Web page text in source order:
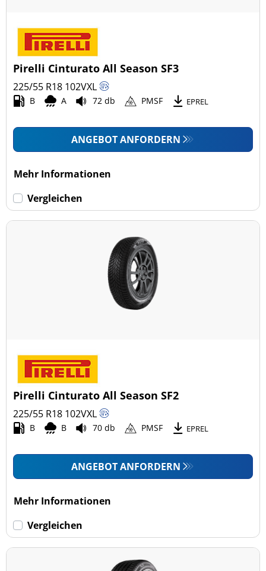
Pirelli Cinturato All Season SF3
225/55 R18 102VXL
B A 72 db PMSF EPREL
ANGEBOT ANFORDERN
Mehr Informationen
Vergleichen
Pirelli Cinturato All Season SF2
225/55 R18 102VXL
B B 70 db PMSF EPREL
ANGEBOT ANFORDERN
Mehr Informationen
Vergleichen